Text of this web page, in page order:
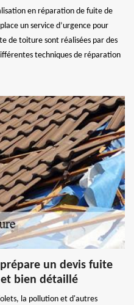
en réparation de fuite de
un service d’urgence pour
de toiture sont réalisées par des
techniques de réparation
un devis fuite
bien détaillé
la pollution et d'autres